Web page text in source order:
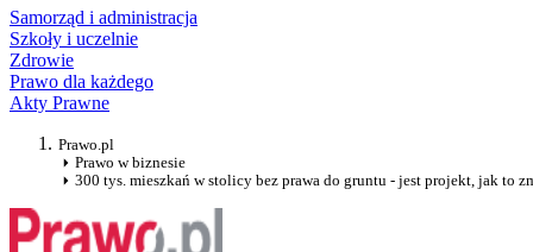
Samorząd i administracja
Szkoły i uczelnie
Zdrowie
Prawo dla każdego
Akty Prawne
Prawo.pl
Prawo w biznesie
300 tys. mieszkań w stolicy bez prawa do gruntu - jest projekt, jak to